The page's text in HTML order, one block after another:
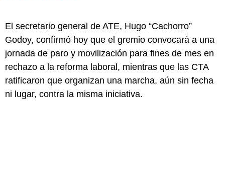
El secretario general de ATE, Hugo “Cachorro”
Godoy, confirmó hoy que el gremio convocará a una
jornada de paro y movilización para fines de mes en
rechazo a la reforma laboral, mientras que las CTA
ratificaron que organizan una marcha, aún sin fecha
ni lugar, contra la misma iniciativa.